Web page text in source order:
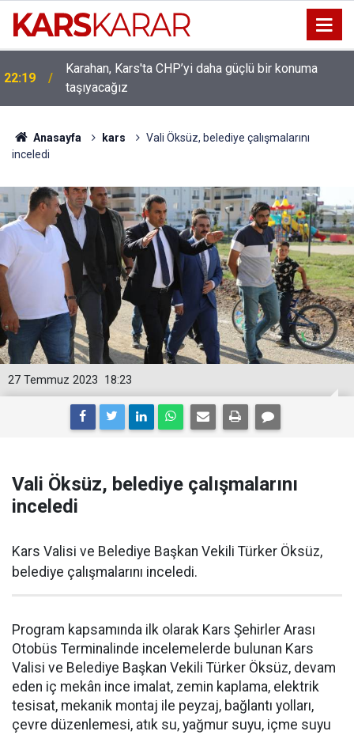
16:15
Uludaşdemir, YENİ Parti’nin kurucu il başkanlığı
görevine getirildi
Anasayfa kars
Vali Öksüz, belediye çalışmalarını
inceledi
18:23
27 Temmuz 2023
Vali Öksüz, belediye çalışmalarını
inceledi
Kars Valisi ve Belediye Başkan Vekili Türker Öksüz,
belediye çalışmalarını inceledi.
Program kapsamında ilk olarak Kars Şehirler Arası
Otobüs Terminalinde incelemelerde bulunan Kars
Valisi ve Belediye Başkan Vekili Türker Öksüz, devam
eden iç mekân ince imalat, zemin kaplama, elektrik
tesisat, mekanik montaj ile peyzaj, bağlantı yolları,
çevre düzenlemesi, atık su, yağmur suyu, içme suyu